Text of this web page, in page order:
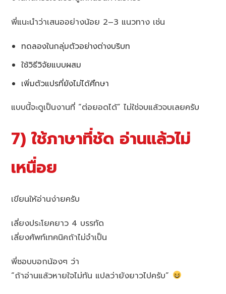
พี่แนะนำว่าเสนออย่างน้อย 2–3 แนวทาง เช่น
ทดลองในกลุ่มตัวอย่างต่างบริบท
ใช้วิธีวิจัยแบบผสม
เพิ่มตัวแปรที่ยังไม่ได้ศึกษา
แบบนี้จะดูเป็นงานที่ “ต่อยอดได้” ไม่ใช่จบแล้วจบเลยครับ
7) ใช้ภาษาที่ชัด อ่านแล้วไม่
เหนื่อย
เขียนให้อ่านง่ายครับ
เลี่ยงประโยคยาว 4 บรรทัด
เลี่ยงศัพท์เทคนิคถ้าไม่จำเป็น
พี่ชอบบอกน้องๆ ว่า
“ถ้าอ่านแล้วหายใจไม่ทัน แปลว่ายังยาวไปครับ”